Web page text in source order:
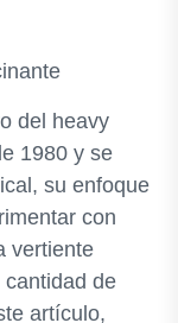
del heavy
1980 y se
su enfoque
con
vertiente
de
artículo,